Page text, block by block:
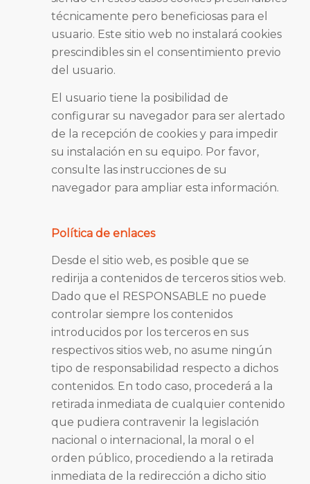
técnicamente pero beneficiosas para el
usuario. Este sitio web no instalará cookies
prescindibles sin el consentimiento previo
del usuario.
El usuario tiene la posibilidad de
configurar su navegador para ser alertado
de la recepción de cookies y para impedir
su instalación en su equipo. Por favor,
consulte las instrucciones de su
navegador para ampliar esta información.
Política de enlaces
Desde el sitio web, es posible que se
redirija a contenidos de terceros sitios web.
Dado que el RESPONSABLE no puede
controlar siempre los contenidos
introducidos por los terceros en sus
respectivos sitios web, no asume ningún
tipo de responsabilidad respecto a dichos
contenidos. En todo caso, procederá a la
retirada inmediata de cualquier contenido
que pudiera contravenir la legislación
nacional o internacional, la moral o el
orden público, procediendo a la retirada
inmediata de la redirección a dicho sitio